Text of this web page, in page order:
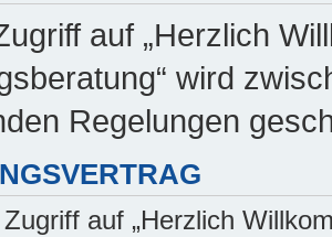
auf „Herzlich
wird
Regelungen
auf „Herzlich